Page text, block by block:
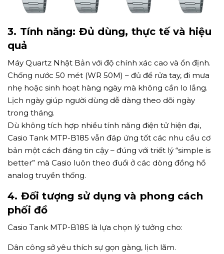
3. Tính năng: Đủ dùng, thực tế và hiệu
quả
Máy Quartz Nhật Bản với độ chính xác cao và ổn định.
Chống nước 50 mét (WR 50M) – đủ để rửa tay, đi mưa
nhẹ hoặc sinh hoạt hàng ngày mà không cần lo lắng.
Lịch ngày giúp người dùng dễ dàng theo dõi ngày
trong tháng.
Dù không tích hợp nhiều tính năng điện tử hiện đại,
Casio Tank MTP-B185 vẫn đáp ứng tốt các nhu cầu cơ
bản một cách đáng tin cậy – đúng với triết lý “simple is
better” mà Casio luôn theo đuổi ở các dòng đồng hồ
analog truyền thống.
4. Đối tượng sử dụng và phong cách
phối đồ
Casio Tank MTP-B185 là lựa chọn lý tưởng cho:
Dân công sở yêu thích sự gọn gàng, lịch lãm.